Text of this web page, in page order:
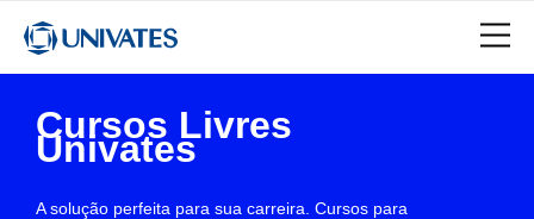
Cursos Livres
Univates
A solução perfeita para sua carreira. Cursos para